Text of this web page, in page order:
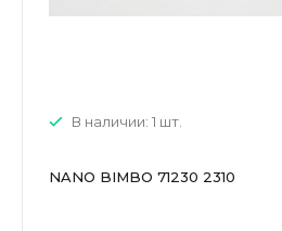
В наличии: 1 шт.
NANO BIMBO 71230 2310